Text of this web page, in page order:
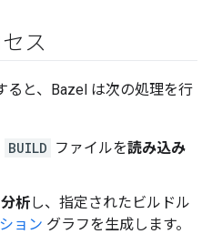
ス
ると、Bazel は次の処理を行
BUILD ファイルを読み込み
分析し、指定されたビルドル
ョン グラフを生成します。